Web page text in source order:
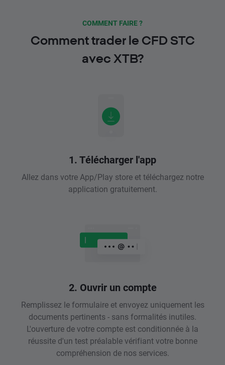
COMMENT FAIRE ?
Comment trader le CFD STC
avec XTB?
1. Télécharger l'app
Allez dans votre App/Play store et téléchargez notre
application gratuitement.
2. Ouvrir un compte
Remplissez le formulaire et envoyez uniquement les
documents pertinents - sans formalités inutiles.
L'ouverture de votre compte est conditionnée à la
réussite d'un test préalable vérifiant votre bonne
compréhension de nos services.